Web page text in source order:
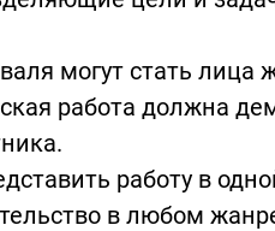
могут стать лица
работа должна
работу в
в любом